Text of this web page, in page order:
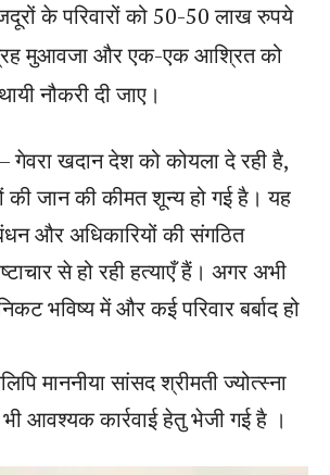
के परिवारों को 50-50 लाख रुपये
मुआवजा और एक-एक आश्रित को
नौकरी दी जाए।
गेवरा खदान देश को कोयला दे रही है,
की जान की कीमत शून्य हो गई है। यह
और अधिकारियों की संगठित
से हो रही हत्याएँ हैं। अगर अभी
भविष्य में और कई परिवार बर्बाद हो
माननीया सांसद श्रीमती ज्योत्स्ना
आवश्यक कार्रवाई हेतु भेजी गई है ।